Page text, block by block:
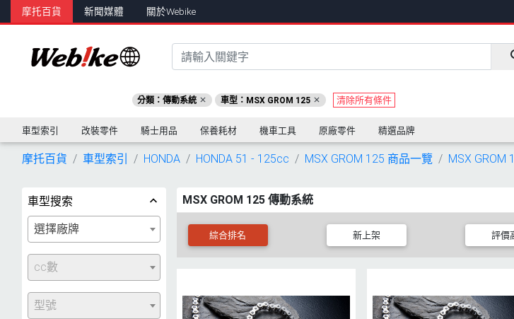
摩托百貨 新聞媒體 關於Webike
分類：傳動系統 車型：MSX GROM 125 清除所有條件
車型索引 改裝零件 騎士用品 保養耗材 機車工具 原廠零件 精選品牌
摩托百貨 車型索引 HONDA HONDA 51 - 125cc MSX GROM 125 商品一覽 MSX GROM
車型搜索
選擇廠牌
cc數
型號
MSX GROM 125 傳動系統
綜合排名 新上架 評價